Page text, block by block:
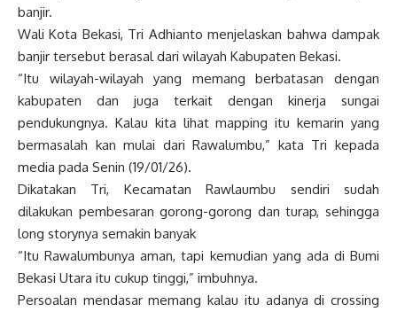
banjir.
Wali Kota Bekasi, Tri Adhianto menjelaskan bahwa dampak
banjir tersebut berasal dari wilayah Kabupaten Bekasi.
“Itu wilayah-wilayah yang memang berbatasan dengan
kabupaten dan juga terkait dengan kinerja sungai
pendukungnya. Kalau kita lihat mapping itu kemarin yang
bermasalah kan mulai dari Rawalumbu,” kata Tri kepada
media pada Senin (19/01/26).
Dikatakan Tri, Kecamatan Rawlaumbu sendiri sudah
dilakukan pembesaran gorong-gorong dan turap, sehingga
long storynya semakin banyak
“Itu Rawalumbunya aman, tapi kemudian yang ada di Bumi
Bekasi Utara itu cukup tinggi,” imbuhnya.
Persoalan mendasar memang kalau itu adanya di crossing